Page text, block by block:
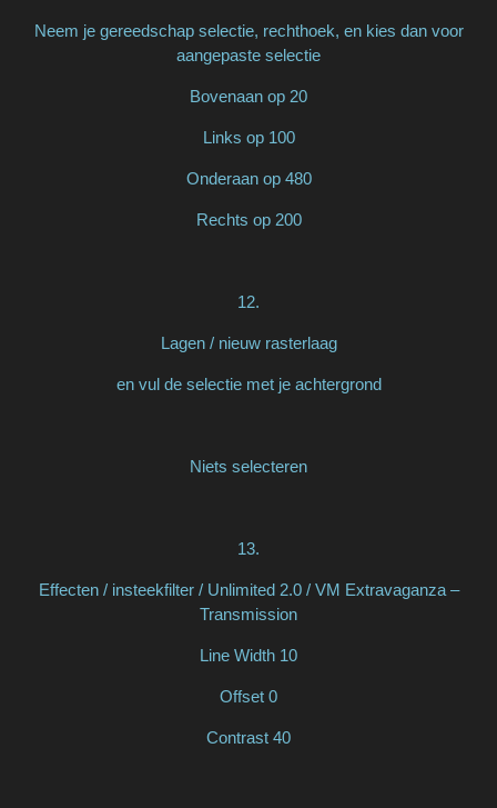
Neem je gereedschap selectie, rechthoek, en kies dan voor
aangepaste selectie
Bovenaan op 20
Links op 100
Onderaan op 480
Rechts op 200
12.
Lagen / nieuw rasterlaag
en vul de selectie met je achtergrond
Niets selecteren
13.
Effecten / insteekfilter / Unlimited 2.0 / VM Extravaganza –
Transmission
Line Width 10
Offset 0
Contrast 40